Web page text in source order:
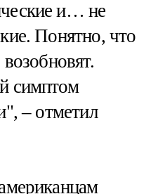
и… не
Понятно, что
симптом
– отметил